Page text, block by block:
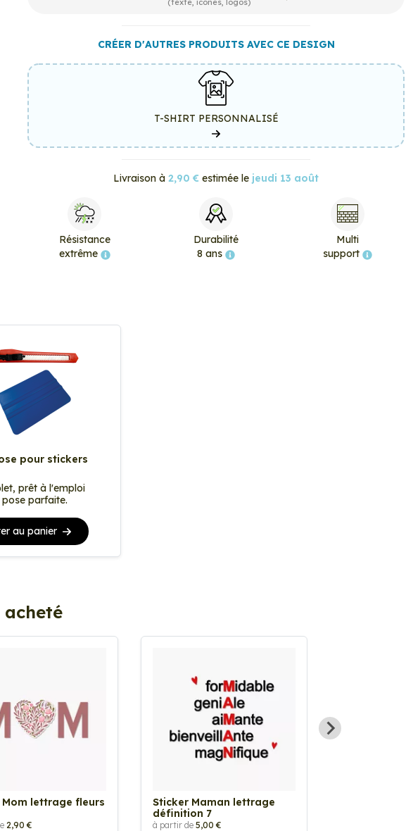
(texte, icônes, logos)
CRÉER D'AUTRES PRODUITS AVEC CE DESIGN
T-SHIRT PERSONNALISÉ
Livraison à 2,90 € estimée le jeudi 13 août
Résistance
extrême
Durabilité
8 ans
Multi
support
pour stickers
prêt à l'emploi
parfaite.
au panier
Mom lettrage fleurs
2,90 €
Sticker Maman lettrage
définition 7
à partir de 5,00 €